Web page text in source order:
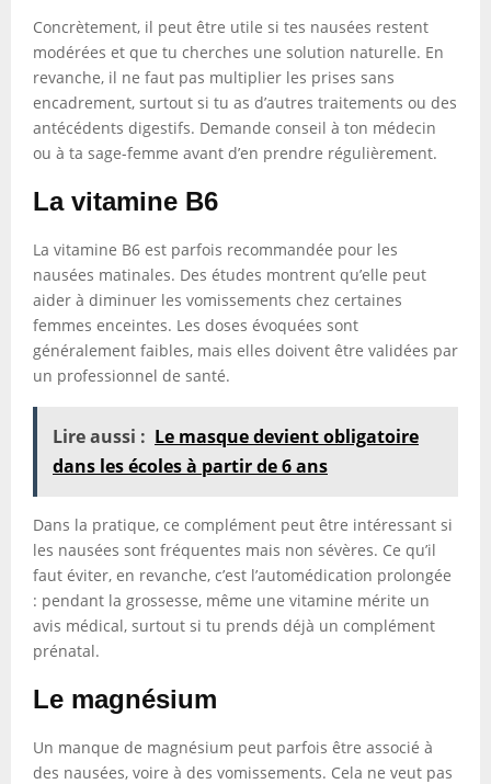
Concrètement, il peut être utile si tes nausées restent
modérées et que tu cherches une solution naturelle. En
revanche, il ne faut pas multiplier les prises sans
encadrement, surtout si tu as d’autres traitements ou des
antécédents digestifs. Demande conseil à ton médecin
ou à ta sage-femme avant d’en prendre régulièrement.
La vitamine B6
La vitamine B6 est parfois recommandée pour les
nausées matinales. Des études montrent qu’elle peut
aider à diminuer les vomissements chez certaines
femmes enceintes. Les doses évoquées sont
généralement faibles, mais elles doivent être validées par
un professionnel de santé.
Lire aussi : Le masque devient obligatoire
dans les écoles à partir de 6 ans
Dans la pratique, ce complément peut être intéressant si
les nausées sont fréquentes mais non sévères. Ce qu’il
faut éviter, en revanche, c’est l’automédication prolongée
: pendant la grossesse, même une vitamine mérite un
avis médical, surtout si tu prends déjà un complément
prénatal.
Le magnésium
Un manque de magnésium peut parfois être associé à
des nausées, voire à des vomissements. Cela ne veut pas